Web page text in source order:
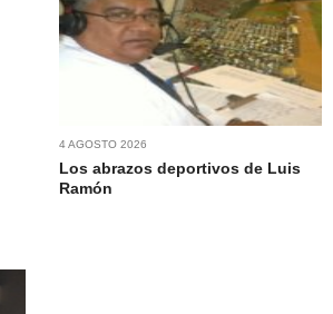
4 AGOSTO 2026
Los abrazos deportivos de Luis
Ramón